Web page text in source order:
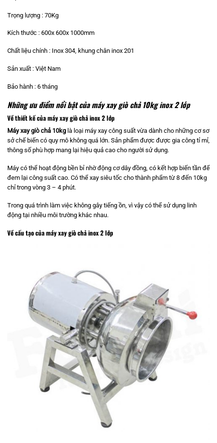
Trọng lượng : 70Kg
Kích thước : 600x 600x 1000mm
Chất liệu chính : Inox 304, khung chân inox 201
Sản xuất : Việt Nam
Bảo hành : 6 tháng
Những ưu điểm nổi bật của máy xay giò chả 10kg inox 2 lớp
Về thiết kế của máy xay giò chả inox 2 lớp
Máy xay giò chả 10kg là loại máy xay công suất vừa dành cho những cơ sơ
sở chế biến có quy mô không quá lớn. Sản phẩm được được gia công tỉ mỉ,
thông số phù hợp mang lại hiệu quả cao cho người sử dụng.
Máy có thể hoạt động bền bỉ nhờ động cơ dây đồng, có kết hợp biến tần để
đem lại công suất cao. Có thể xay siêu tốc cho thành phẩm từ 8 đến 10kg
chỉ trong vòng 3 – 4 phút.
Trong quá trình làm việc không gây tiếng ồn, vì vậy có thể sử dụng linh
động tại nhiều môi trường khác nhau.
Về cấu tạo của máy xay giò chả inox 2 lớp